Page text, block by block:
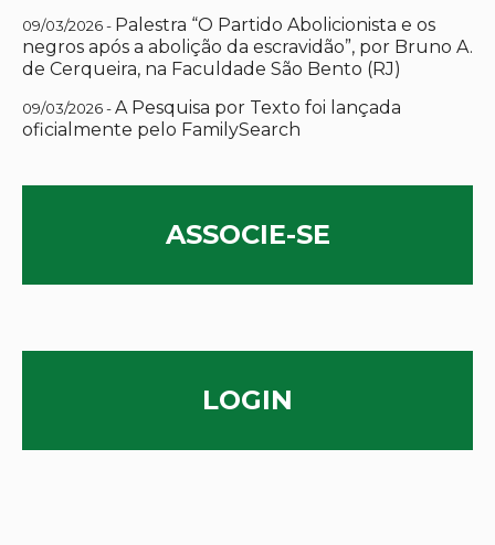
09/03/2026 - Palestra “O Partido Abolicionista e os
negros após a abolição da escravidão”, por Bruno A.
de Cerqueira, na Faculdade São Bento (RJ)
09/03/2026 -A Pesquisa por Texto foi lançada
oficialmente pelo FamilySearch
ASSOCIE-SE
LOGIN